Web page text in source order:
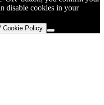
disable cookies in your
Cookie Policy